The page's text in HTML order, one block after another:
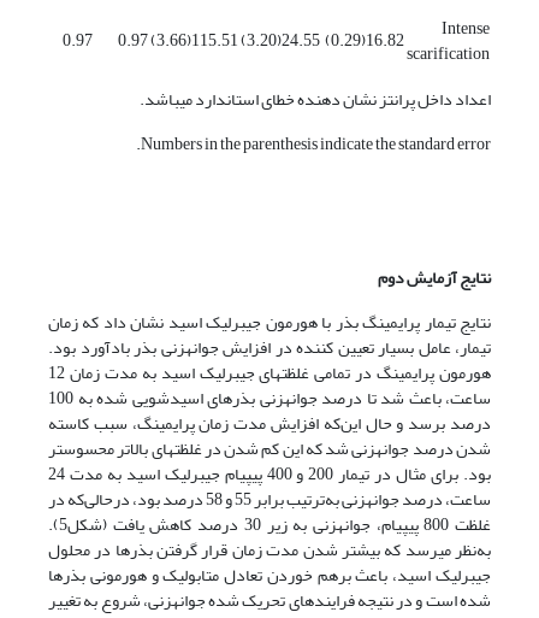
Intense
scarification
16.82(0.29)
115.51(3.66)
0.97
0.97
اعداد داخل پرانتز نشان دهنده خطای استاندارد می­باشد.
Numbers in the parenthesis indicate the standard error.
نتایج آزمایش دوم
نتایج تیمار پرایمینگ بذر با هورمون جیبرلیک اسید نشان داد که زمان
تیمار، عامل بسیار تعیین کننده در افزایش جوانه­زنی بذر بادآورد بود.
هورمون پرایمینگ در تمامی غلظت­های جیبرلیک اسید به مدت زمان 12
ساعت، باعث شد تا درصد جوانه­زنی بذرهای اسیدشویی شده به 100
درصد برسد و حال این‌که افزایش مدت زمان پرایمینگ، سبب کاسته
شدن درصد جوانه­زنی شد که این کم شدن در غلظت­های بالاتر محسوس­تر
بود. برای مثال در تیمار 200 و 400 پی­پی­ام جیبرلیک اسید به مدت 24
ساعت، درصد جوانه­زنی به‌ترتیب برابر 55 و 58 درصد بود، درحالی‌که در
غلظت 800 پی­پی­ام، جوانه­زنی به زیر 30 درصد کاهش یافت (شکل5).
به‌نظر می­رسد که بیشتر شدن مدت زمان قرار گرفتن بذرها در محلول
جیبرلیک اسید، باعث برهم خوردن تعادل متابولیک و هورمونی بذرها
شده است و در نتیجه فرایندهای تحریک شده جوانه­زنی، شروع به تغییر